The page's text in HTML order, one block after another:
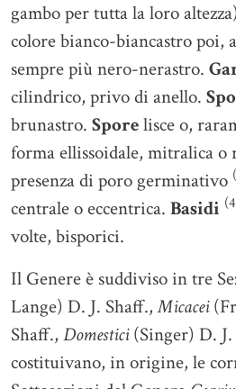
gambo per tutta la loro
colore bianco-biancastro poi,
sempre più nero-nerastro.
cilindrico, privo di anello.
brunastro. Sporelisce o,
forma ellissoidale, mitralica o
presenza di poro germinativo
centrale o eccentrica. Basidi
volte, bisporici.
Il Genere è suddiviso in tre
Lange) D. J. Shaff.,Micacei
Shaff., Domestici(Singer) D. J.
costituivano, in origine, le